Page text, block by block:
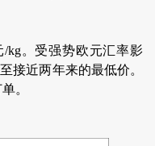
/kg。受强势欧元汇率影
接近两年来的最低价。
。